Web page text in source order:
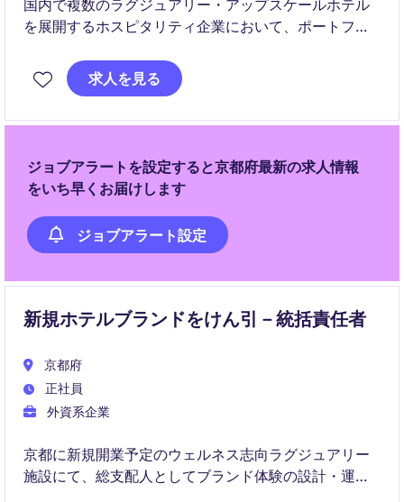
国内で複数のラグジュアリー・アップスケールホテル
を展開するホスピタリティ企業において、ポートフォ
す。収益最大化に向けた戦略立案から組織構築、DX推
進まで幅広くリードしていただきます。
求人を見る
ジョブアラートを設定すると京都府最新の求人情報
をいち早くお届けします
ジョブアラート設定
新規ホテルブランドをけん引－統括責任者
京都府
正社員
外資系企業
京都に新規開業予定のウェルネス志向ラグジュアリー
施設にて、総支配人としてブランド体験の設計・運営